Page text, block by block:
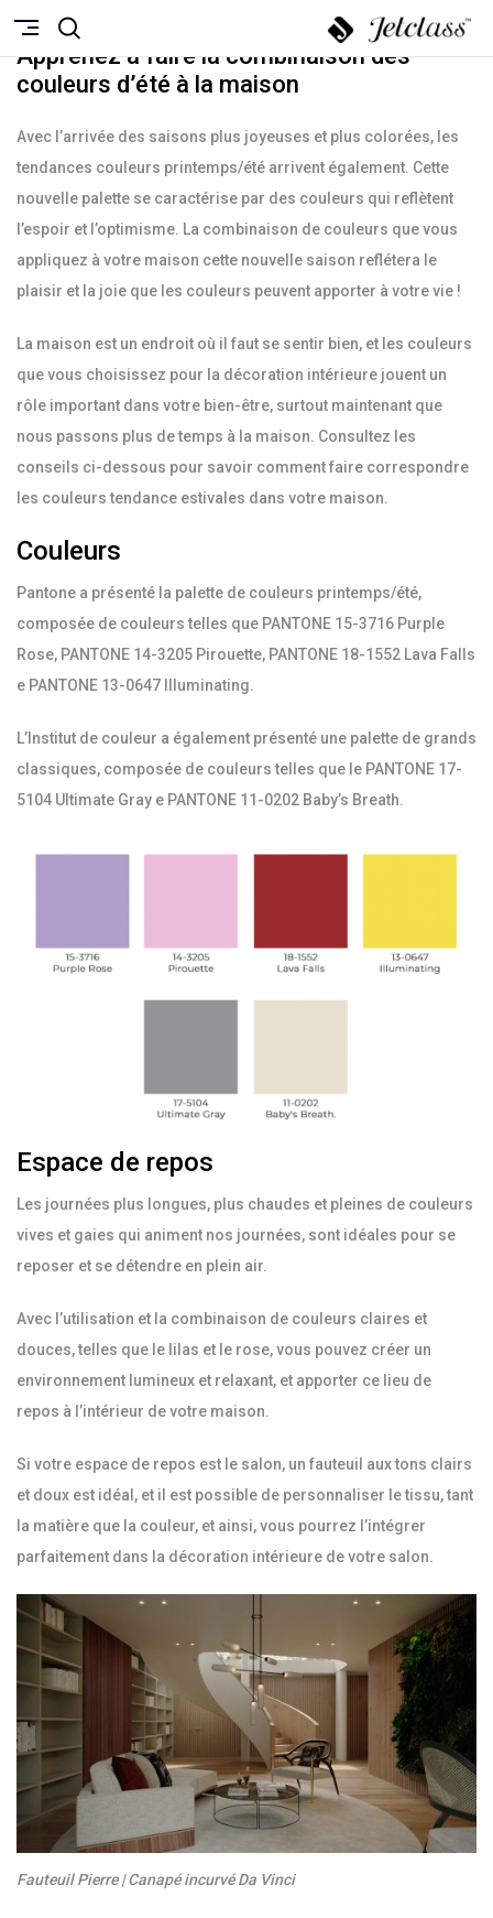
JUIN 1, 2021
Apprenez à faire la combinaison des
couleurs d’été à la maison
Avec l’arrivée des saisons plus joyeuses et plus colorées, les
tendances couleurs printemps/été arrivent également. Cette
nouvelle palette se caractérise par des couleurs qui reflètent
l’espoir et l’optimisme. La combinaison de couleurs que vous
appliquez à votre maison cette nouvelle saison reflétera le
plaisir et la joie que les couleurs peuvent apporter à votre vie !
La maison est un endroit où il faut se sentir bien, et les couleurs
que vous choisissez pour la décoration intérieure jouent un
rôle important dans votre bien-être, surtout maintenant que
nous passons plus de temps à la maison. Consultez les
conseils ci-dessous pour savoir comment faire correspondre
les couleurs tendance estivales dans votre maison.
Couleurs
Pantone a présenté la palette de couleurs printemps/été,
composée de couleurs telles que PANTONE 15-3716 Purple
Rose, PANTONE 14-3205 Pirouette, PANTONE 18-1552 Lava Falls
e PANTONE 13-0647 Illuminating.
L’Institut de couleur a également présenté une palette de grands
classiques, composée de couleurs telles que le PANTONE 17-
5104 Ultimate Gray e PANTONE 11-0202 Baby’s Breath.
Espace de repos
Les journées plus longues, plus chaudes et pleines de couleurs
vives et gaies qui animent nos journées, sont idéales pour se
reposer et se détendre en plein air.
Avec l’utilisation et la combinaison de couleurs claires et
douces, telles que le lilas et le rose, vous pouvez créer un
environnement lumineux et relaxant, et apporter ce lieu de
repos à l’intérieur de votre maison.
Si votre espace de repos est le salon, un fauteuil aux tons clairs
et doux est idéal, et il est possible de personnaliser le tissu, tant
la matière que la couleur, et ainsi, vous pourrez l’intégrer
parfaitement dans la décoration intérieure de votre salon.
Fauteuil Pierre | Canapé incurvé Da Vinci